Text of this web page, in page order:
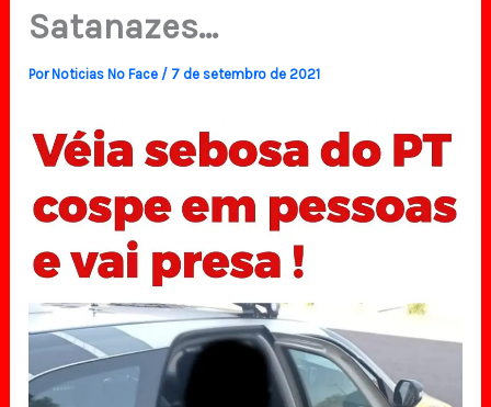
Satanazes…
PorNoticias No Face / 7 de setembro de 2021